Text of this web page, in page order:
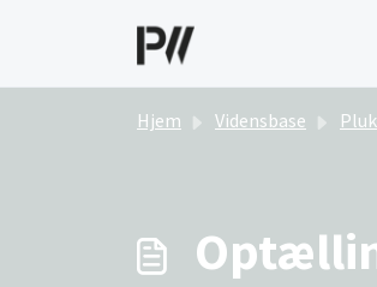
Hjem Vidensbase Pluk